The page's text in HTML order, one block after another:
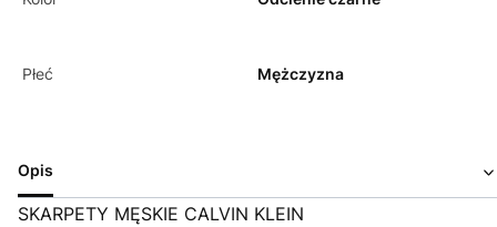
Płeć Mężczyzna
Opis
SKARPETY MĘSKIE CALVIN KLEIN